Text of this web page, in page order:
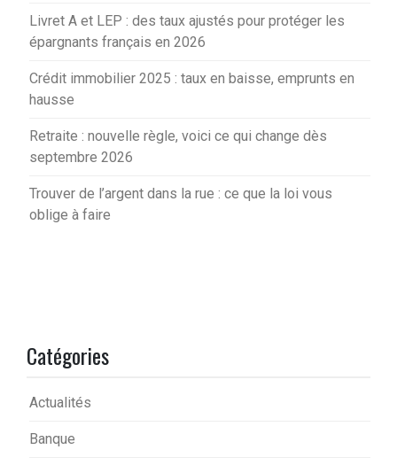
Livret A et LEP : des taux ajustés pour protéger les
épargnants français en 2026
Crédit immobilier 2025 : taux en baisse, emprunts en
hausse
Retraite : nouvelle règle, voici ce qui change dès
septembre 2026
Trouver de l’argent dans la rue : ce que la loi vous
oblige à faire
Catégories
Actualités
Banque